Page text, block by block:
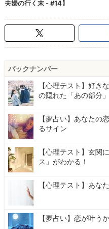
バックナンバー
【心理テスト】好き
の隠れた「あの部分」
【夢占い】あなたの
るサイン
【心理テスト】玄関
ス」がわかる！
【心理テスト】あな
【夢占い】恋が叶う